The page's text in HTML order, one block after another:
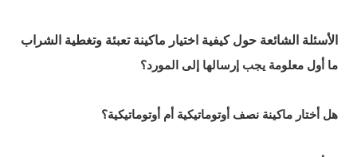
الأسئلة الشائعة حول كيفية اختيار ماكينة تعبئة وتغطية الشراب
ما أول معلومة يجب إرسالها إلى المورد؟
هل أختار ماكينة نصف أوتوماتيكية أم أوتوماتيكية؟